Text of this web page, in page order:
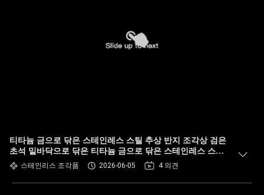
티타늄 금으로 닦은 스테인레스 스틸 추상 반지 조각상 검은
초석 밑바닥으로 닦은 티타늄 금으로 닦은 스테인레스 스틸
추상 반지 조각상 검은 초석 밑바닥으로 닦은 스테인레스 스
틸 추상석석석석석석석석석석석석석석석석석석석석석석석
석석
스테인리스 조각품 2026-06-05 4 의견